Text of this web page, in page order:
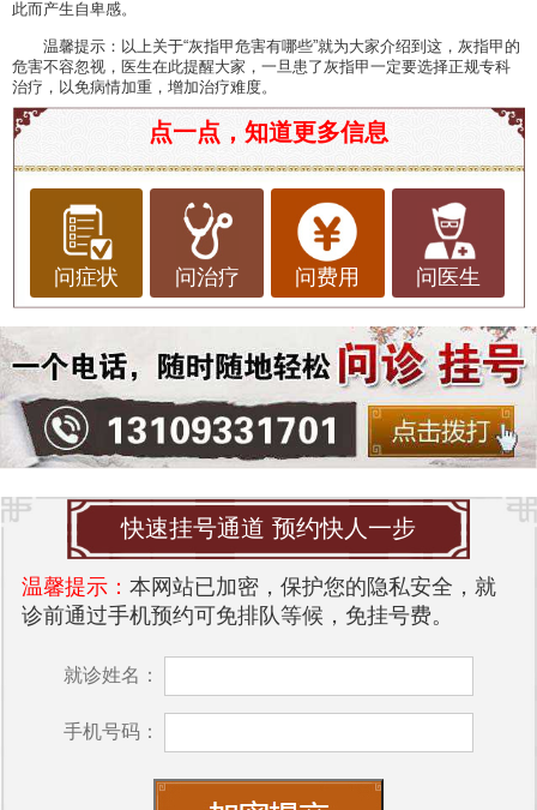
此而产生自卑感。
温馨提示：以上关于“灰指甲危害有哪些”就为大家介绍到这，灰指甲的
危害不容忽视，医生在此提醒大家，一旦患了灰指甲一定要选择正规专科
治疗，以免病情加重，增加治疗难度。
点一点，知道更多信息
问症状 问治疗 问费用 问医生
快速挂号通道 预约快人一步
温馨提示： 本网站已加密，保护您的隐私安全，就
诊前通过手机预约可免排队等候，免挂号费。
就诊姓名：
手机号码：